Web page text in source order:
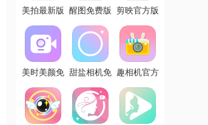
美拍最新版 醒图免费版 剪映官方版
美时美颜免 甜盐相机免 趣相机官方